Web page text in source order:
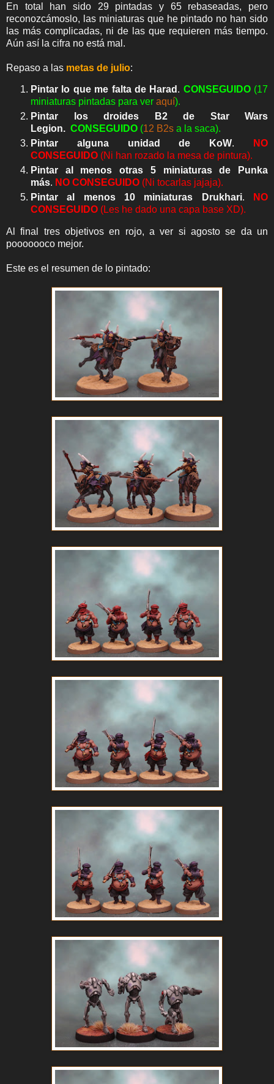
En total han sido 29 pintadas y 65 rebaseadas, pero
reconozcámoslo, las miniaturas que he pintado no han sido
las más complicadas, ni de las que requieren más tiempo.
Aún así la cifra no está mal.
Repaso a las metas de julio:
Pintar lo que me falta de Harad . CONSEGUIDO(17
miniaturas pintadas para ver aquí).
Pintar los droides B2 de Star Wars
Legion. CONSEGUIDO (12 B2s a la saca).
Pintar alguna unidad de KoW.
NO
CONSEGUIDO (Ni han rozado la mesa de pintura).
Pintar al menos otras 5 miniaturas de Punka
más. NO CONSEGUIDO (Ni tocarlas jajaja).
Pintar al menos 10 miniaturas Drukhari.
NO
CONSEGUIDO (Les he dado una capa base XD).
Al final tres objetivos en rojo, a ver si agosto se da un
pooooooco mejor.
Este es el resumen de lo pintado: